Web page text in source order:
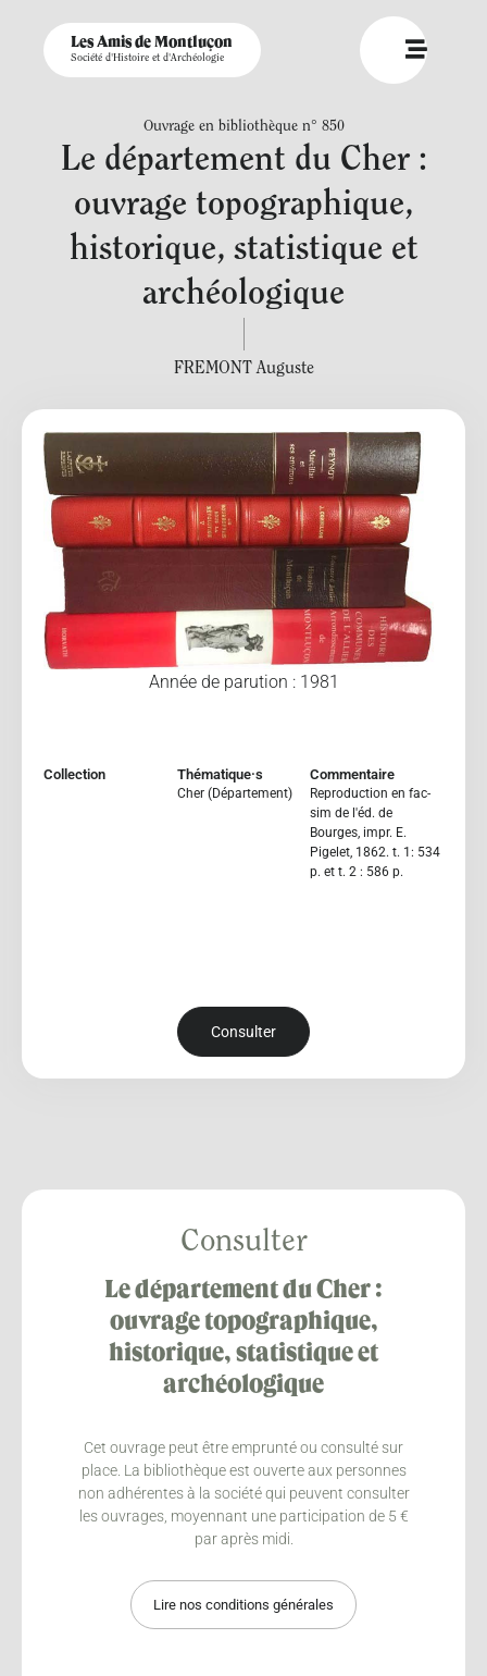
Les Amis de Montluçon
Société d'Histoire et d'Archéologie
Ouvrage en bibliothèque n° 850
Le département du Cher :
ouvrage topographique,
historique, statistique et
archéologique
FREMONT Auguste
Année de parution : 1981
Collection Thématique·s
Cher (Département)
Commentaire
Reproduction en fac-
sim de l'éd. de
Bourges, impr. E.
Pigelet, 1862. t. 1: 534
p. et t. 2 : 586 p.
Consulter
Consulter
Le département du Cher :
ouvrage topographique,
historique, statistique et
archéologique
Cet ouvrage peut être emprunté ou consulté sur
place. La bibliothèque est ouverte aux personnes
non adhérentes à la société qui peuvent consulter
les ouvrages, moyennant une participation de 5 €
par après midi.
Lire nos conditions générales